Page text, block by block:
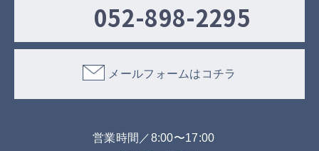
052-898-2295
メールフォームはコチラ
営業時間／8:00〜17:00